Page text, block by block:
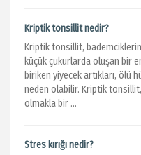
Kriptik tonsillit nedir?
Kriptik tonsillit,
küçük çukurlarda oluşan bir
biriken yiyecek artıkları, ölü
neden olabilir. Kriptik
olmakla bir ...
Stres kırığı nedir?